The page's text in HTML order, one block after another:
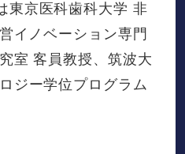
東京医科歯科大学 非
イノベーション専門
室 客員教授、筑波大
ジー学位プログラム